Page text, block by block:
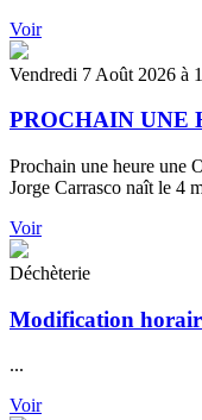
Voir
Vendredi 7 Août 2026 à
PROCHAIN UNE
Prochain une heure une
Jorge Carrasco naît le 4
Voir
Déchèterie
Modification
...
Voir